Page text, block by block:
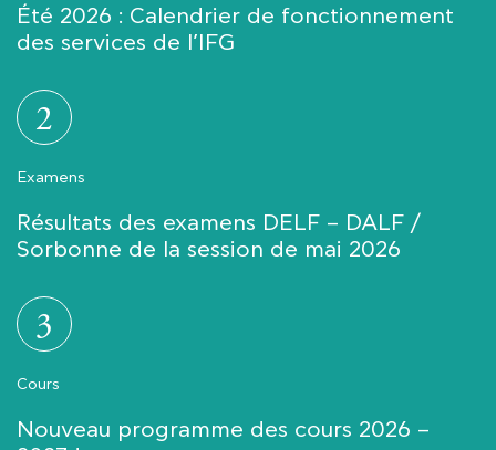
Été 2026 : Calendrier de fonctionnement
des services de l’IFG
2
Examens
Résultats des examens DELF – DALF /
Sorbonne de la session de mai 2026
3
Cours
Nouveau programme des cours 2026 –